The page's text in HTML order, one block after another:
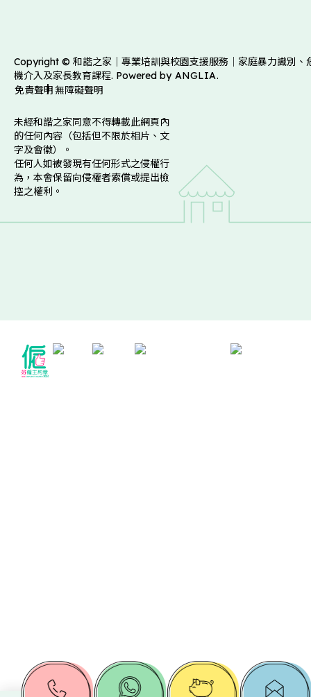
Copyright © 和諧之家｜專業培訓與校園支援服務｜家庭暴力識別、
機介入及家長教育課程. Powered by ANGLIA.
免責聲明無障礙聲明
未經和諧之家同意不得轉載此網頁內
的任何內容（包括但不限於相片、文
字及會徽）。
任何人如被發現有任何形式之侵權行
為，本會保留向侵權者索償或提出檢
控之權利。